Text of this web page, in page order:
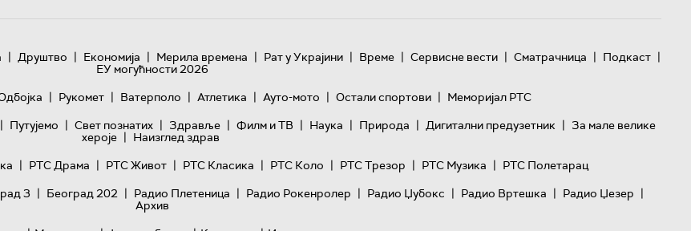
| Друштво | Економија | Мерила времена | Рат у Украјини | Време | Сервисне вести | Сматрачница | Подкаст |
ЕУ могућности 2026
| Рукомет | Ватерполо | Атлетика | Ауто-мото | Остали спортови | Меморијал РТС
| Путујемо | Свет познатих | Здравље | Филм и ТВ | Наука | Природа | Дигитални предузетник | За мале велике
хероје | Наизглед здрав
| РТС Драма | РТС Живот | РТС Класика | РТС Коло | РТС Трезор | РТС Музика | РТС Полетарац
3 | Београд 202 | Радио Плетеница | Радио Рокенролер | Радио Џубокс | Радио Вртешка | Радио Џезер |
Архив